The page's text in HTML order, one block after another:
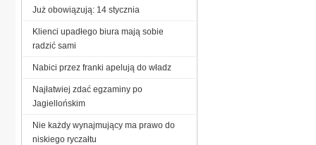
Już obowiązują: 14 stycznia
Klienci upadłego biura mają sobie
radzić sami
Nabici przez franki apelują do władz
Najłatwiej zdać egzaminy po
Jagiellońskim
Nie każdy wynajmujący ma prawo do
niskiego ryczałtu